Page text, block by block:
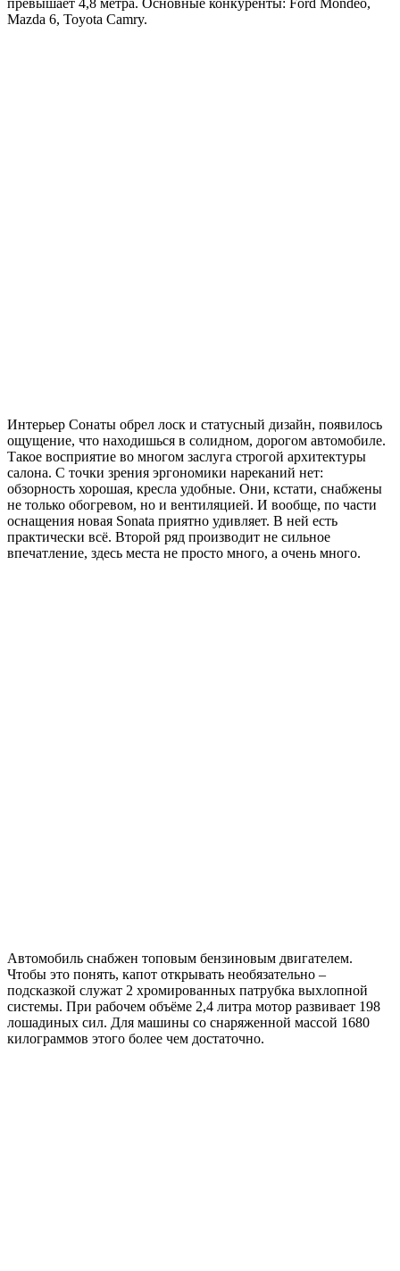
Mazda 6, Toyota Camry.
Интерьер Сонаты обрел лоск и статусный дизайн, появилось
ощущение, что находишься в солидном, дорогом автомобиле.
Такое восприятие во многом заслуга строгой архитектуры
салона. С точки зрения эргономики нареканий нет:
обзорность хорошая, кресла удобные. Они, кстати, снабжены
не только обогревом, но и вентиляцией. И вообще, по части
оснащения новая Sonata приятно удивляет. В ней есть
практически всё. Второй ряд производит не сильное
впечатление, здесь места не просто много, а очень много.
Автомобиль снабжен топовым бензиновым двигателем.
Чтобы это понять, капот открывать необязательно –
подсказкой служат 2 хромированных патрубка выхлопной
системы. При рабочем объёме 2,4 литра мотор развивает 198
лошадиных сил. Для машины со снаряженной массой 1680
килограммов этого более чем достаточно.